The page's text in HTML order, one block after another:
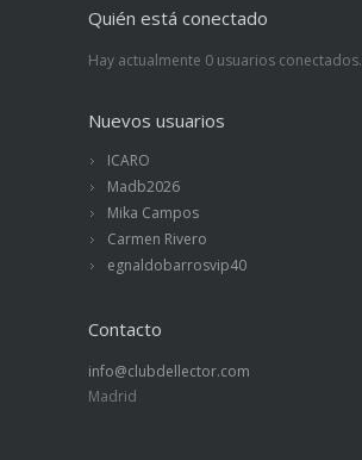
Quién está conectado
Hay actualmente 0 usuarios conectados.
Nuevos usuarios
ICARO
Madb2026
Mika Campos
Carmen Rivero
egnaldobarrosvip40
Contacto
info@clubdellector.com
Madrid